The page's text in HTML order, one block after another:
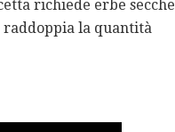
richiede erbe secche
raddoppia la quantità